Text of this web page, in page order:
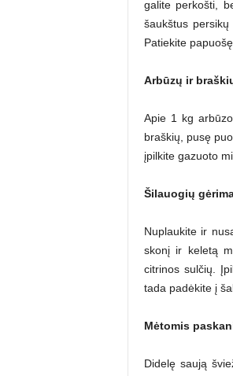
galite perkošti,
šaukštus
Patiekite
Arbūzų ir
Apie 1 kg
braškių, pusę
įpilkite gazuoto
Šilauogių
Nuplaukite ir
skonį ir keletą
citrinos sulčių.
tada padėkite į
Mėtomis
Didelę saują